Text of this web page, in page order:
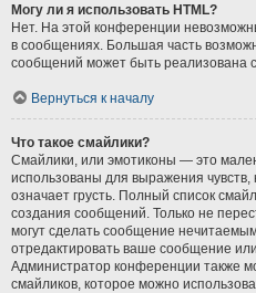
Могу ли я использовать HTML?
Нет. На этой конференции
в сообщениях. Большая часть
сообщений может быть реализована
Вернуться к началу
Что такое смайлики?
Смайлики, или эмотиконы — это
использованы для выражения
означает грусть. Полный список
создания сообщений. Только не
могут сделать сообщение
отредактировать ваше сообщение
Администратор конференции также
смайликов, которое можно